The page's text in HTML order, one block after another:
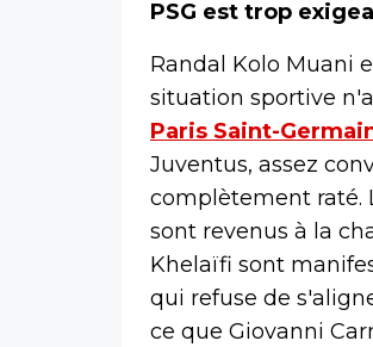
PSG est trop
Randal Kolo Muani
situation sportive
Paris Saint-
Juventus, assez
complètement raté.
sont revenus à la
Khelaïfi sont
qui refuse de
ce que Giovanni